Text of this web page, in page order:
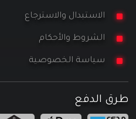
الاستبدال والاسترجاع
الشروط والأحكام
سياسة الخصوصية
طرق الدفع